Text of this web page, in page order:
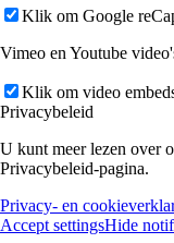
Klik om Google
Vimeo en Youtube
Klik om video
Privacybeleid
U kunt meer lezen over
Privacybeleid-pagina.
Privacy- en
Accept settingsHide